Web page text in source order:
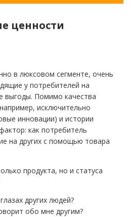
ценности
в люксовом сегменте, очень
у потребителей на
выгоды. Помимо качества
исключительно
инновации) и истории
как потребитель
на других с помощью товара
продукта, но и статуса
других людей?
обо мне другим?